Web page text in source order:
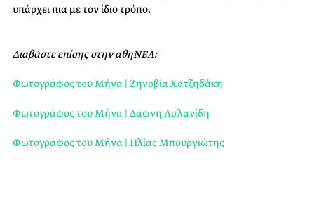
υπάρχει πια με τον ίδιο τρόπο.
Διαβάστε επίσης στην αθηΝΕΑ:
Φωτογράφος του Μήνα | Ζηνοβία Χατζηδάκη
Φωτογράφος του Μήνα | Δάφνη Ασλανίδη
Φωτογράφος του Μήνα | Ηλίας Μπουργιώτης